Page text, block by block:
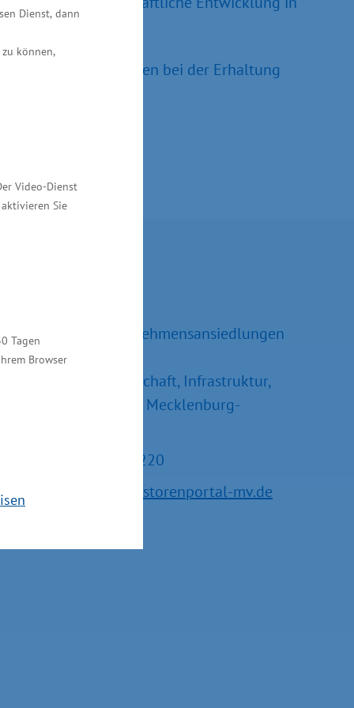
Dienst, dann
können,
Video-Dienst
Sie
Tagen
Browser
die Kom­munen bei der Erhaltung
Referatsleiter Unternehmensansiedlungen
und –erweiterungen
Ministerium für Wirtschaft, Infrastruktur,
Tourismus und Arbeit Mecklenburg-
Tel.: +49 385 588-15220
E-Mail:
service@investorenportal-mv.de